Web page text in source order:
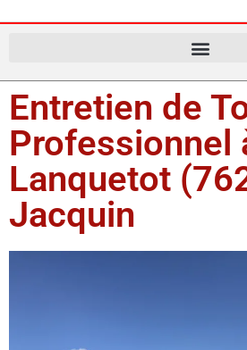
Entretien de
Professionnel
Lanquetot
Jacquin